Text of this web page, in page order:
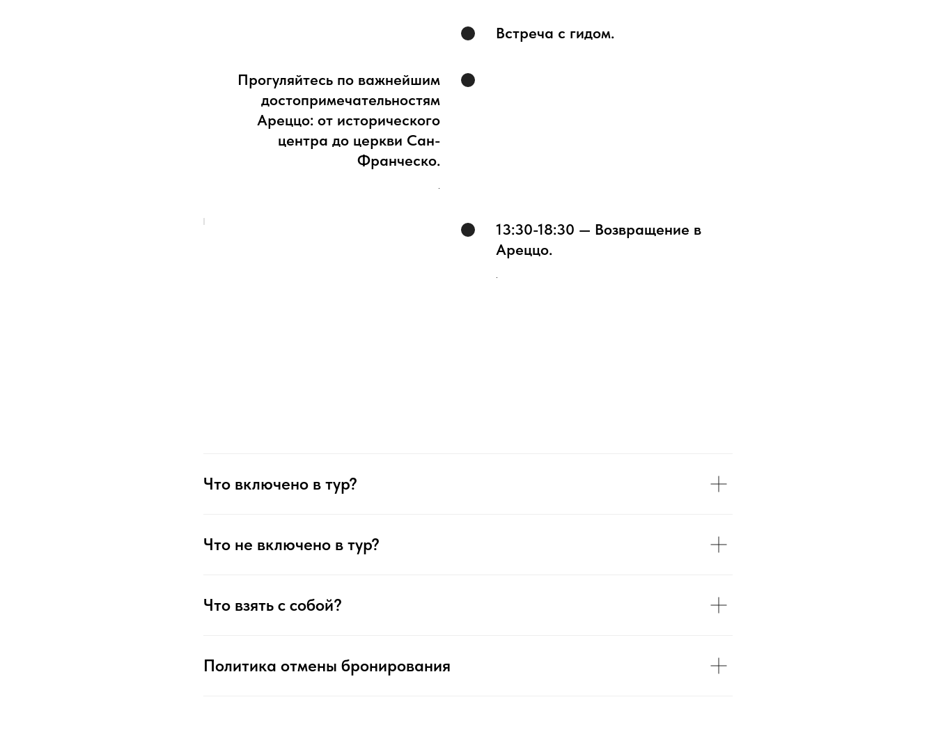
Встреча с гидом.
Прогуляйтесь по важнейшим
достопримечательностям
Ареццо: от исторического
центра до церкви Сан-
Франческо.
.
13:30-18:30 — Возвращение в
Ареццо.
.
Что включено в тур?
Что не включено в тур?
Что взять с собой?
Политика отмены бронирования